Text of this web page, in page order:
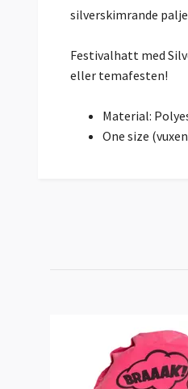
silverskimrande
Festivalhatt med
eller temafesten!
Material:
One size